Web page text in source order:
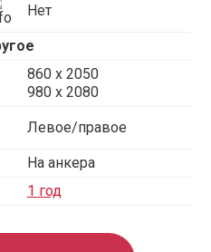
Нет
860 х 2050
980 x 2080
Левое/правое
На анкера
1 год